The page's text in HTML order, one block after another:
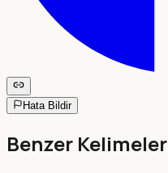
Hata Bildir
Benzer Kelimeler